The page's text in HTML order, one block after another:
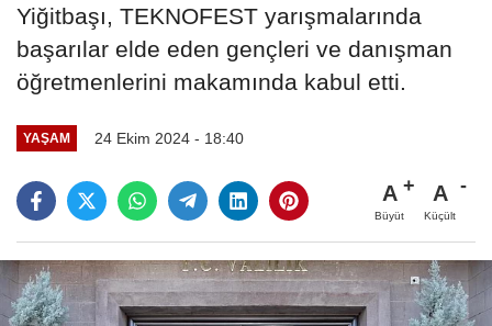
Yiğitbaşı, TEKNOFEST yarışmalarında
başarılar elde eden gençleri ve danışman
öğretmenlerini makamında kabul etti.
YAŞAM 24 Ekim 2024 - 18:40
A
Büyüt
A
Küçült